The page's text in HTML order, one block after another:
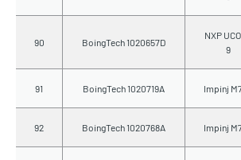
90 BoingTech 1020657D
NXP
9
91 BoingTech 1020719A Impinj
92 BoingTech 1020768A Impinj